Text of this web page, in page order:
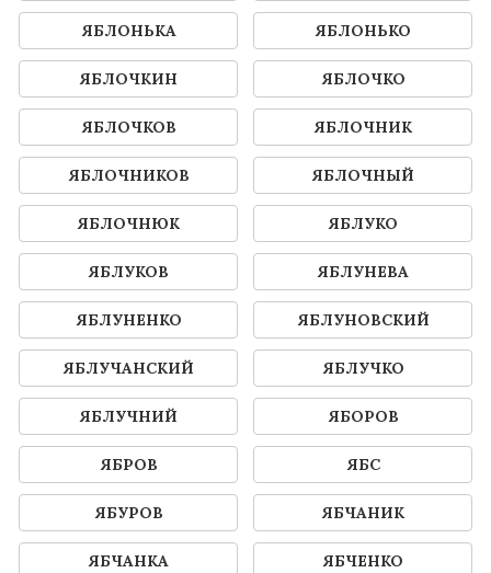
ЯБЛОНЬКА ЯБЛОНЬКО
ЯБЛОЧКИН ЯБЛОЧКО
ЯБЛОЧКОВ ЯБЛОЧНИК
ЯБЛОЧНИКОВ ЯБЛОЧНЫЙ
ЯБЛОЧНЮК ЯБЛУКО
ЯБЛУКОВ ЯБЛУНЕВА
ЯБЛУНЕНКО ЯБЛУНОВСКИЙ
ЯБЛУЧАНСКИЙ ЯБЛУЧКО
ЯБЛУЧНИЙ ЯБОРОВ
ЯБРОВ ЯБС
ЯБУРОВ ЯБЧАНИК
ЯБЧАНКА ЯБЧЕНКО